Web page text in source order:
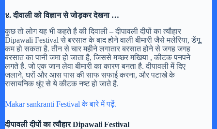
४. दीवाली को विज्ञान से जोड़कर देखना …
कुछ तो लोग यह भी कहते है की दिवाली – दीपावली दीपों का त्यौहार
Dipawali Festival से बरसात के बाद होने वाली बीमारी जैसे मलेरिया, डेंगू,
कम हो सकता है. तीन से चार महीने लगातार बरसात होने से जगह जगह
बरसात का पानी जमा हो जाता है, जिससे मच्छर मखिया , कीटक पनपने
लगते है. जो एक जान लेवा बीमारी का कारण बनता है. दीपावली में दिए
जलाने, घरों और आस पास की साफ सफाई करना, और पटाखे के
रासायनिक धुंए से ये कीटक नष्ट हो जाते है.
Makar sankranti Festival के बारे में पढ़ें.
दीपावली दीपों का त्यौहार Dipawali Festival